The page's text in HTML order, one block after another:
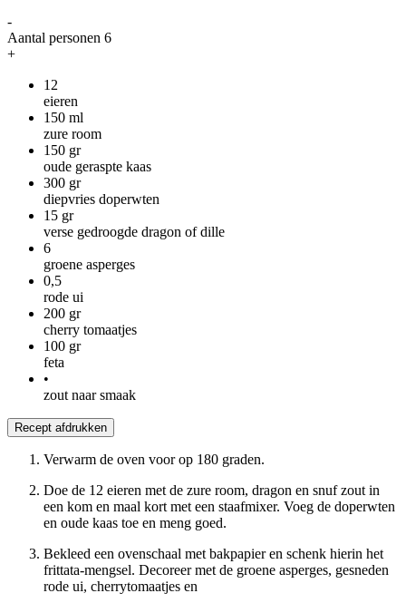
-
Aantal personen 6
+
12
eieren
150 ml
zure room
150 gr
oude geraspte kaas
300 gr
diepvries doperwten
15 gr
verse gedroogde dragon of dille
6
groene asperges
0,5
rode ui
200 gr
cherry tomaatjes
100 gr
feta
•
zout naar smaak
Recept afdrukken
Verwarm de oven voor op 180 graden.
Doe de 12 eieren met de zure room, dragon en snuf zout in
een kom en maal kort met een staafmixer. Voeg de doperwten
en oude kaas toe en meng goed.
Bekleed een ovenschaal met bakpapier en schenk hierin het
frittata-mengsel. Decoreer met de groene asperges, gesneden
rode ui, cherrytomaatjes en